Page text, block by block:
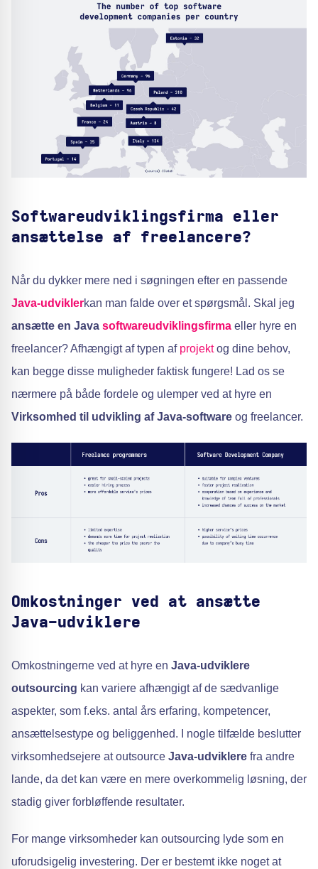
Softwareudviklingsfirma eller
ansættelse af freelancere?
Når du dykker mere ned i søgningen efter en passende
Java-udviklerkan man falde over et spørgsmål. Skal jeg
ansætte en Java softwareudviklingsfirma eller hyre en
freelancer? Afhængigt af typen af projektog dine behov,
kan begge disse muligheder faktisk fungere! Lad os se
nærmere på både fordele og ulemper ved at hyre en
Virksomhed til udvikling af Java-software og freelancer.
Omkostninger ved at ansætte
Java-udviklere
Omkostningerne ved at hyre en Java-udviklere
outsourcing kan variere afhængigt af de sædvanlige
aspekter, som f.eks. antal års erfaring, kompetencer,
ansættelsestype og beliggenhed. I nogle tilfælde beslutter
virksomhedsejere at outsource Java-udviklere fra andre
lande, da det kan være en mere overkommelig løsning, der
stadig giver forbløffende resultater.
For mange virksomheder kan outsourcing lyde som en
uforudsigelig investering. Der er bestemt ikke noget at